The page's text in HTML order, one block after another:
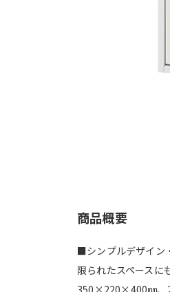
商品概要
■シンプルデザイン
限られたスペースに
350×220×400㎜、